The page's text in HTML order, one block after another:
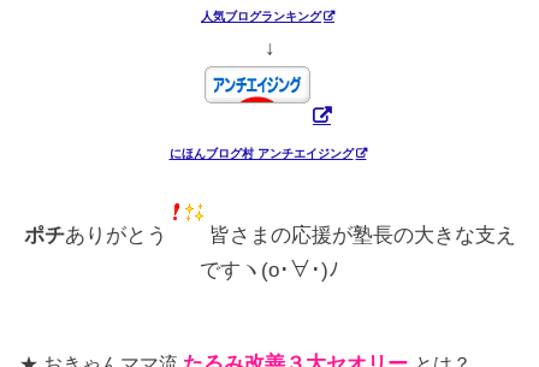
人気ブログランキング
↓
にほんブログ村 アンチエイジング
ポチありがとう
皆さまの応援が塾長の大きな支え
ですヽ(o･∀･)ﾉ